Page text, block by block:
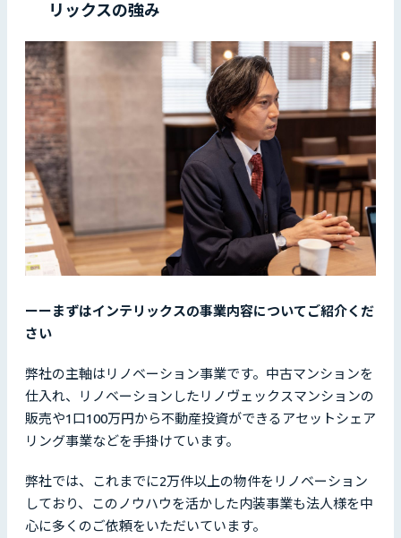
リックスの強み
ーーまずはインテリックスの事業内容についてご紹介くだ
さい
弊社の主軸はリノベーション事業です。中古マンションを
仕入れ、リノベーションしたリノヴェックスマンションの
販売や1口100万円から不動産投資ができるアセットシェア
リング事業などを手掛けています。
弊社では、これまでに2万件以上の物件をリノベーション
しており、このノウハウを活かした内装事業も法人様を中
心に多くのご依頼をいただいています。